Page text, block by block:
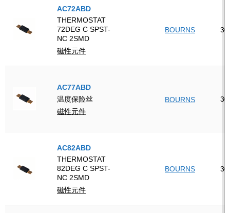
AC72ABD
THERMOSTAT
72DEG C SPST-
NC 2SMD
磁性元件
BOURNS 30
AC77ABD
温度保险丝
磁性元件
BOURNS 30
AC82ABD
THERMOSTAT
82DEG C SPST-
NC 2SMD
磁性元件
BOURNS 30